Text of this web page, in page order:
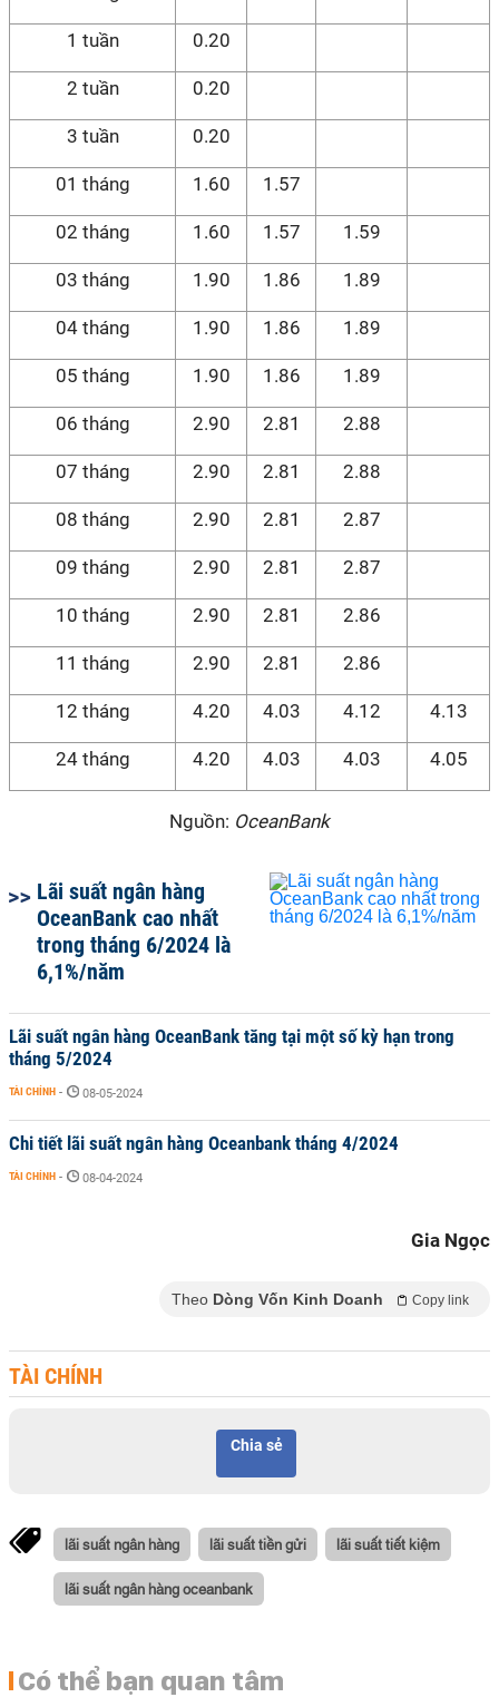
1 tuần 0.20
2 tuần 0.20
3 tuần 0.20
01 tháng 1.60 1.57
02 tháng 1.60 1.57 1.59
03 tháng 1.90 1.86 1.89
04 tháng 1.90 1.86 1.89
05 tháng 1.90 1.86 1.89
06 tháng 2.90 2.81 2.88
07 tháng 2.90 2.81 2.88
08 tháng 2.90 2.81 2.87
09 tháng 2.90 2.81 2.87
10 tháng 2.90 2.81 2.86
11 tháng 2.90 2.81 2.86
12 tháng 4.20 4.03 4.12 4.13
24 tháng 4.20 4.03 4.03 4.05
Nguồn: OceanBank
Lãi suất ngân hàng
OceanBank cao nhất
trong tháng 6/2024 là
6,1%/năm
Lãi suất ngân hàng OceanBank tăng tại một số kỳ hạn trong
tháng 5/2024
TÀI CHÍNH - 08-05-2024
Chi tiết lãi suất ngân hàng Oceanbank tháng 4/2024
TÀI CHÍNH - 08-04-2024
Gia Ngọc
Theo Dòng Vốn Kinh Doanh Copy link
TÀI CHÍNH
Chia sẻ
lãi suất ngân hàng lãi suất tiền gửi lãi suất tiết kiệm
lãi suất ngân hàng oceanbank
Có thể bạn quan tâm